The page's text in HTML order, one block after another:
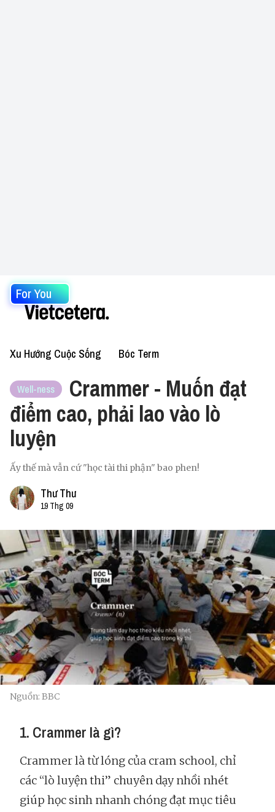
For You
Xu Hướng Cuộc Sống Bóc Term
Well-ness
Crammer - Muốn đạt
điểm cao, phải lao vào lò
luyện
Ấy thế mà vẫn cứ "học tài thi phận" bao phen!
Thư Thư
19 Thg 09
Nguồn: BBC
1. Crammer là gì?
Crammer là từ lóng của cram school, chỉ
các “lò luyện thi” chuyên dạy nhồi nhét
giúp học sinh nhanh chóng đạt mục tiêu